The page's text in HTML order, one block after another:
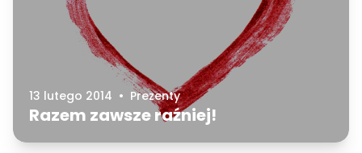
13 lutego 2014 • Prezenty
Razem zawsze raźniej!